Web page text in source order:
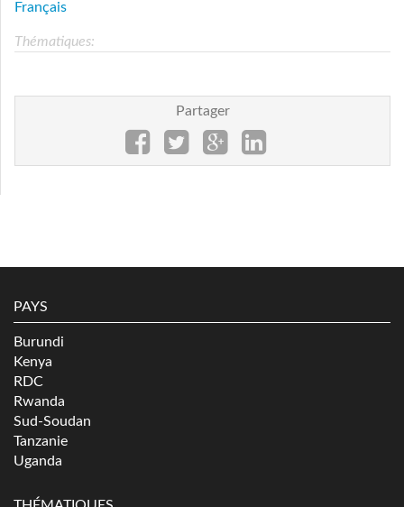
Français
Thématiques:
Partager
PAYS
Burundi
Kenya
RDC
Rwanda
Sud-Soudan
Tanzanie
Uganda